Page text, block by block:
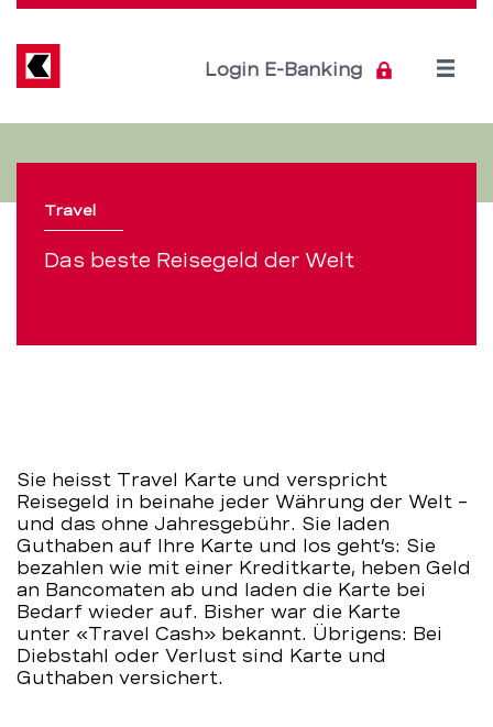
die
Travel
für
–
BEKB
Direkt
Inhalt
Login E-Banking
Open
Travel
Das beste Reisegeld der Welt
Sie heisst Travel Karte und verspricht
Reisegeld in beinahe jeder Währung der Welt –
und das ohne Jahresgebühr. Sie laden
Guthaben auf Ihre Karte und los geht’s: Sie
bezahlen wie mit einer Kreditkarte, heben Geld
an Bancomaten ab und laden die Karte bei
Bedarf wieder auf. Bisher war die Karte
unter «Travel Cash» bekannt. Übrigens: Bei
Diebstahl oder Verlust sind Karte und
Guthaben versichert.